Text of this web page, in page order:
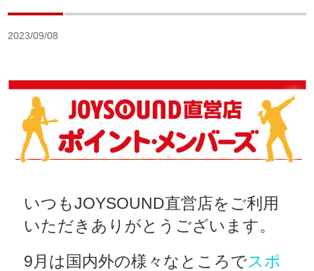
2023/09/08
いつもJOYSOUND直営店をご利用
いただきありがとうございます。
9月は国内外の様々なところでスポ